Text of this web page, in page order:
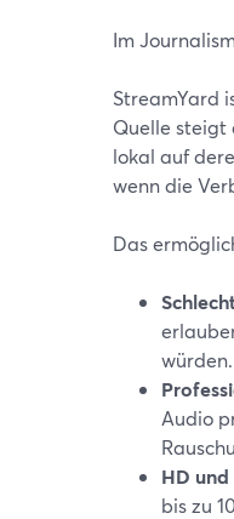
Im
StreamYard
Quelle steigt
lokal auf
wenn die
Das
würden.
Audio
HD
bis zu